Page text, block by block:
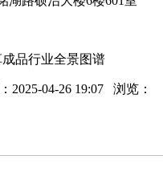
品行业全景图谱
04-26 19:07 浏览：